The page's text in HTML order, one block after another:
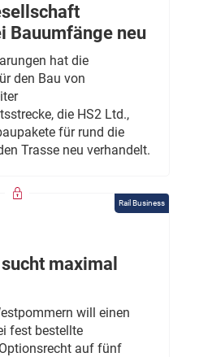
Bauumfänge neu
hat die
den Bau von
die HS2 Ltd.,
für rund die
Trasse neu verhandelt.
Rail Business
maximal
will einen
fest bestellte
auf fünf